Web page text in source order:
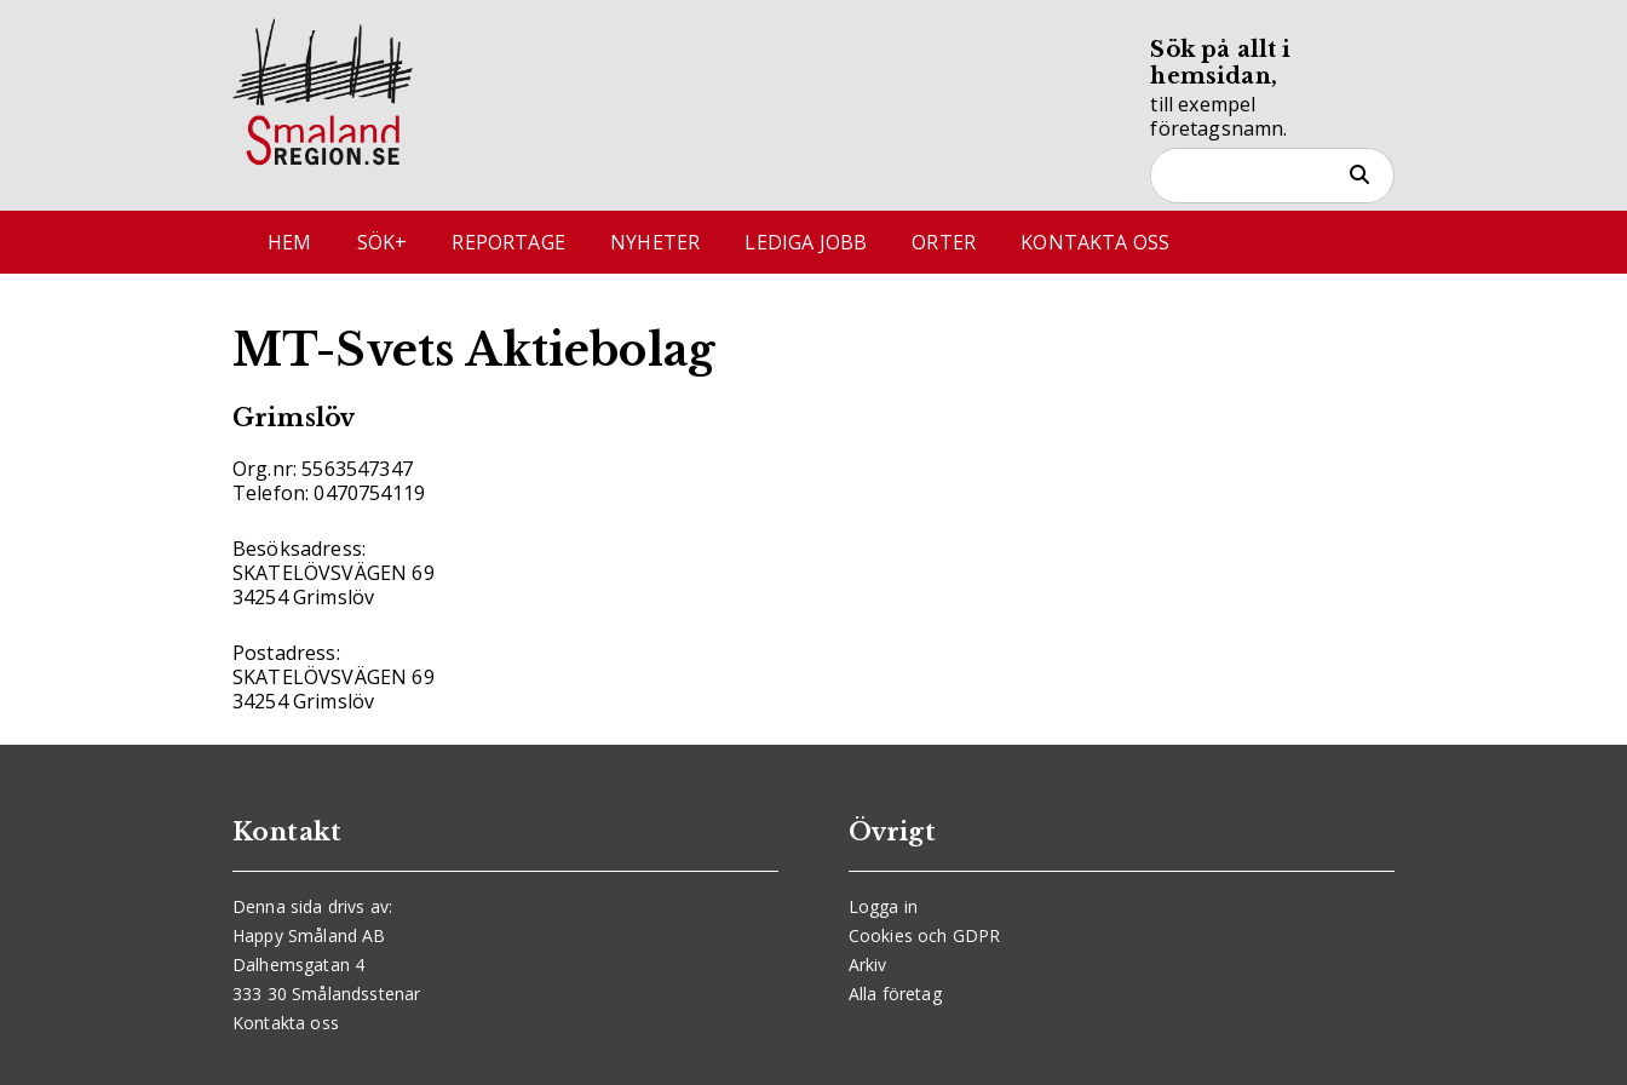
Sök på allt i
hemsidan,
till exempel
företagsnamn.
HEM SÖK+ REPORTAGE NYHETER LEDIGA JOBB ORTER KONTAKTA OSS
MT-Svets Aktiebolag
Grimslöv
Org.nr: 5563547347
Telefon: 0470754119
Besöksadress:
SKATELÖVSVÄGEN 69
34254 Grimslöv
Postadress:
SKATELÖVSVÄGEN 69
34254 Grimslöv
Kontakt
Denna sida drivs av:
Happy Småland AB
Dalhemsgatan 4
333 30 Smålandsstenar
Kontakta oss
Övrigt
Logga in
Cookies och GDPR
Arkiv
Alla företag